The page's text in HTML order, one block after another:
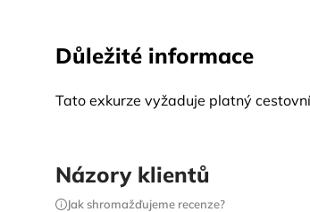
řecko-římském světě. Poté -
součástí alexandrijského obranného
Důležité informace
Tato exkurze vyžaduje platný
Názory klientů
Jak shromažďujeme recenze?